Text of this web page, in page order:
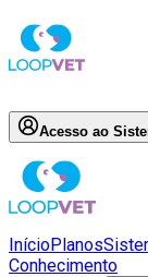
Acesso ao
InícioPlanos
Conhecimento